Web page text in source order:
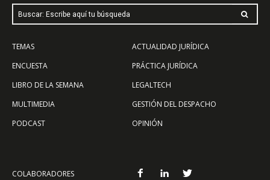
Buscar: Escribe aquí tu búsqueda
TEMAS
ENCUESTA
LIBRO DE LA SEMANA
MULTIMEDIA
PODCAST
ACTUALIDAD JURÍDICA
PRÁCTICA JURÍDICA
LEGALTECH
GESTIÓN DEL DESPACHO
OPINIÓN
COLABORADORES